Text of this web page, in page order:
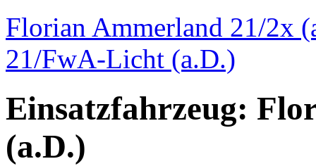
Florian Ammerland 21/2x
21/FwA-Licht (a.D.)
Einsatzfahrzeug:
(a.D.)